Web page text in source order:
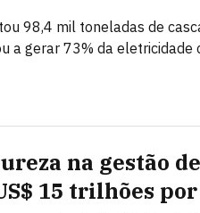
98,4 mil toneladas de
a gerar 73% da eletricidade
na gestão
15 trilhões